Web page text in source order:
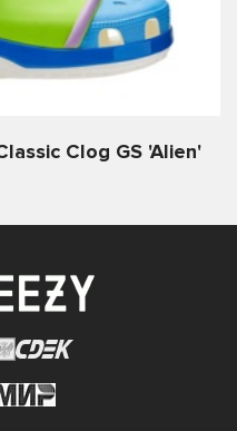
Clog GS 'Alien'